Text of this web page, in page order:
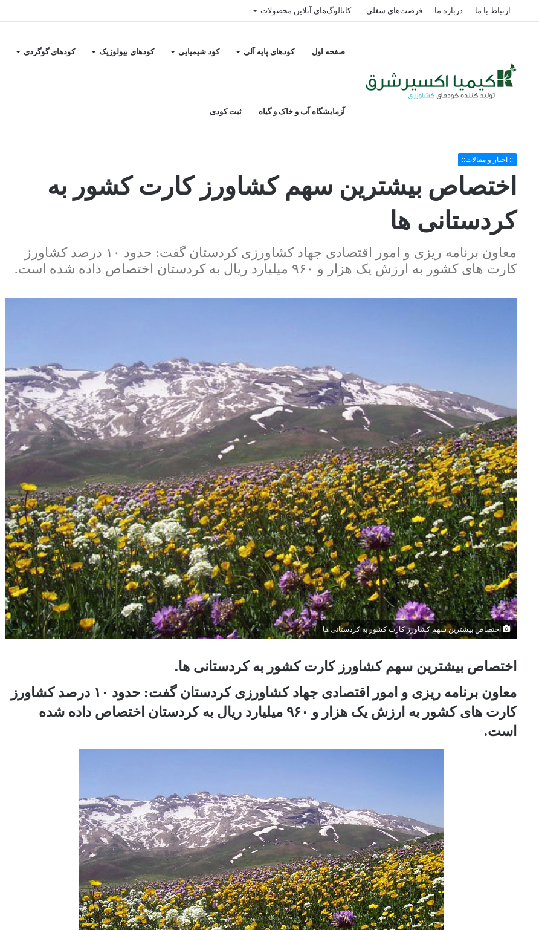
ارتباط با ما درباره ما فرصت‌های شغلی کاتالوگ‌های آنلاین محصولات
صفحه اول کودهای پایه آلی کود شیمیایی کودهای بیولوژیک کودهای گوگردی
آزمایشگاه آب و خاک و گیاه ثبت کودی
:: اخبار و مقالات::
اختصاص بیشترین سهم کشاورز کارت کشور به
کردستانی ها
معاون برنامه ریزی و امور اقتصادی جهاد کشاورزی کردستان گفت: حدود ۱۰ درصد کشاورز
کارت های کشور به ارزش یک هزار و ۹۶۰ میلیارد ریال به کردستان اختصاص داده شده است.
اختصاص بیشترین سهم کشاورز کارت کشور به کردستانی ها
اختصاص بیشترین سهم کشاورز کارت کشور به کردستانی ها.
معاون برنامه ریزی و امور اقتصادی جهاد کشاورزی کردستان گفت: حدود ۱۰ درصد کشاورز
کارت های کشور به ارزش یک هزار و ۹۶۰ میلیارد ریال به کردستان اختصاص داده شده
است.